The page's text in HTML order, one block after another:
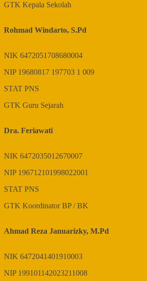
GTK Kepala Sekolah
Rohmad Windarto, S.Pd
NIK 6472051708680004
NIP 19680817 197703 1 009
STAT PNS
GTK Guru Sejarah
Dra. Feriawati
NIK 6472035012670007
NIP 196712101998022001
STAT PNS
GTK Koordinator BP / BK
Ahmad Reza Januarizky, M.Pd
NIK 6472041401910003
NIP 199101142023211008